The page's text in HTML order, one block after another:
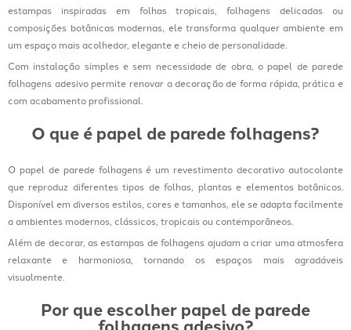
estampas inspiradas em folhas tropicais, folhagens delicadas ou
composições botânicas modernas, ele transforma qualquer ambiente em
um espaço mais acolhedor, elegante e cheio de personalidade.
Com instalação simples e sem necessidade de obra, o papel de parede
folhagens adesivo permite renovar a decoração de forma rápida, prática e
com acabamento profissional.
O que é papel de parede folhagens?
O papel de parede folhagens é um revestimento decorativo autocolante
que reproduz diferentes tipos de folhas, plantas e elementos botânicos.
Disponível em diversos estilos, cores e tamanhos, ele se adapta facilmente
a ambientes modernos, clássicos, tropicais ou contemporâneos.
Além de decorar, as estampas de folhagens ajudam a criar uma atmosfera
relaxante e harmoniosa, tornando os espaços mais agradáveis
visualmente.
Por que escolher papel de parede
folhagens adesivo?